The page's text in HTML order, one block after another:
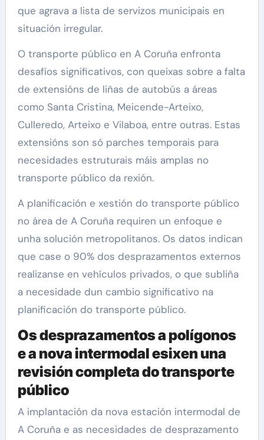
que agrava a lista de servizos municipais en
situación irregular.
O transporte público en A Coruña enfronta
desafíos significativos, con queixas sobre a falta
de extensións de liñas de autobús a áreas
como Santa Cristina, Meicende-Arteixo,
Culleredo, Arteixo e Vilaboa, entre outras. Estas
extensións son só parches temporais para
necesidades estruturais máis amplas no
transporte público da rexión.
A planificación e xestión do transporte público
no área de A Coruña requiren un enfoque e
unha solución metropolitanos. Os datos indican
que case o 90% dos desprazamentos externos
realizanse en vehículos privados, o que subliña
a necesidade dun cambio significativo na
planificación do transporte público.
Os desprazamentos a polígonos
e a nova intermodal esixen una
revisión completa do transporte
público
A implantación da nova estación intermodal de
A Coruña e as necesidades de desprazamento